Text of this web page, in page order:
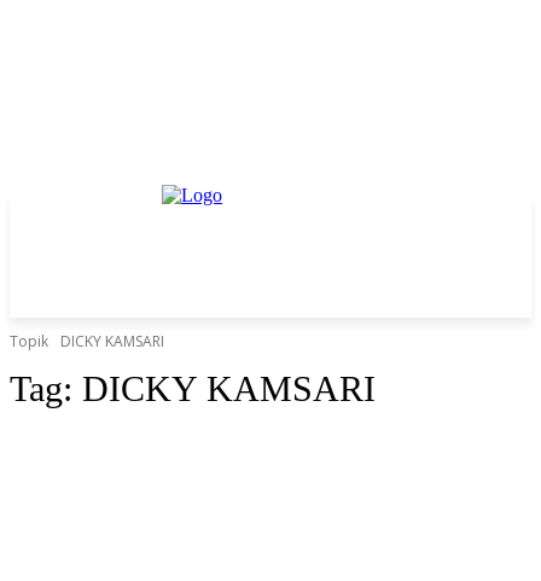
Topik DICKY KAMSARI
Tag: DICKY KAMSARI